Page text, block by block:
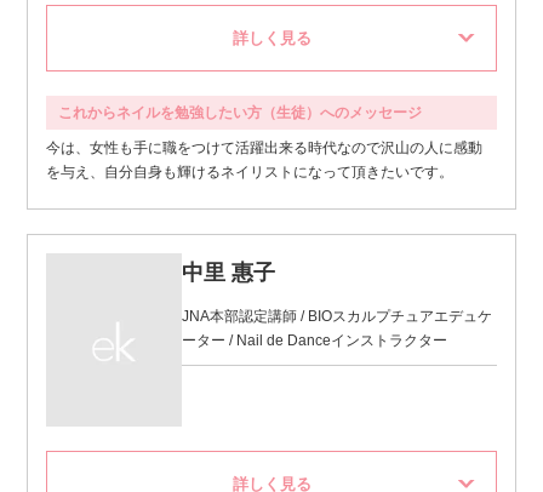
これからネイルを勉強したい方（生徒）へのメッセージ
今は、女性も手に職をつけて活躍出来る時代なので沢山の人に感動
を与え、自分自身も輝けるネイリストになって頂きたいです。
中里 惠子
JNA本部認定講師 / BIOスカルプチュアエデュケ
ーター / Nail de Danceインストラクター